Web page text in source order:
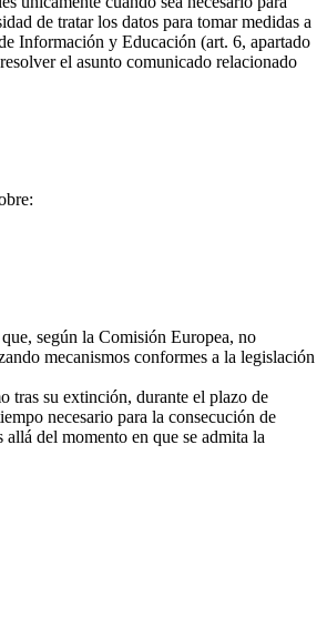
de tratar los datos para tomar medidas a
Información y Educación (art. 6, apartado
el asunto comunicado relacionado
según la Comisión Europea, no
mecanismos conformes a la legislación
tras su extinción, durante el plazo de
necesario para la consecución de
del momento en que se admita la